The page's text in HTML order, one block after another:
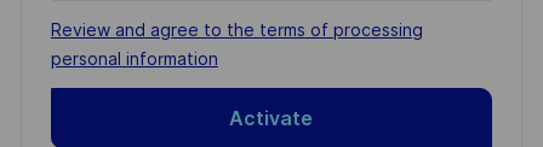
address
(Required)
Required
Review and agree to the terms of processing
personal information
Activate